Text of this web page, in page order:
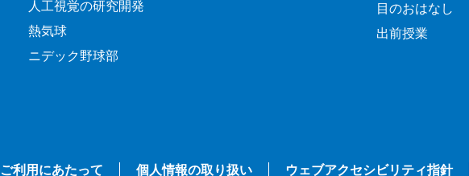
人工視覚の研究開発
熱気球
ニデック野球部
目のおはなし
出前授業
ご利用にあたって 個人情報の取り扱い ウェブアクセシビリティ指針